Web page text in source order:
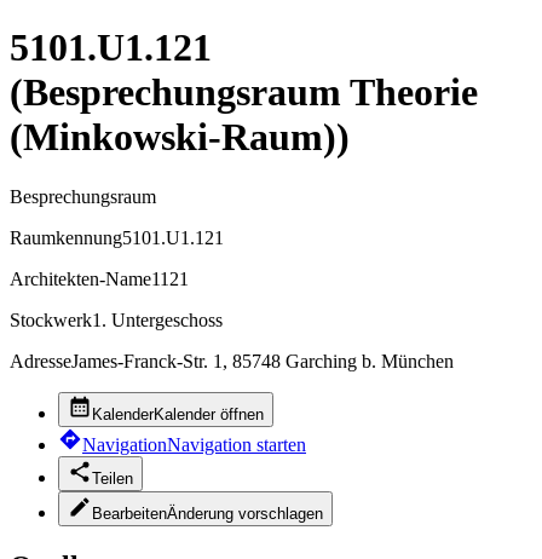
5101.U1.121
(Besprechungsraum Theorie
(Minkowski-Raum))
Besprechungsraum
Raumkennung5101.U1.121
Architekten-Name1121
Stockwerk1. Untergeschoss
AdresseJames-Franck-Str. 1, 85748 Garching b. München
KalenderKalender öffnen
NavigationNavigation starten
Teilen
BearbeitenÄnderung vorschlagen